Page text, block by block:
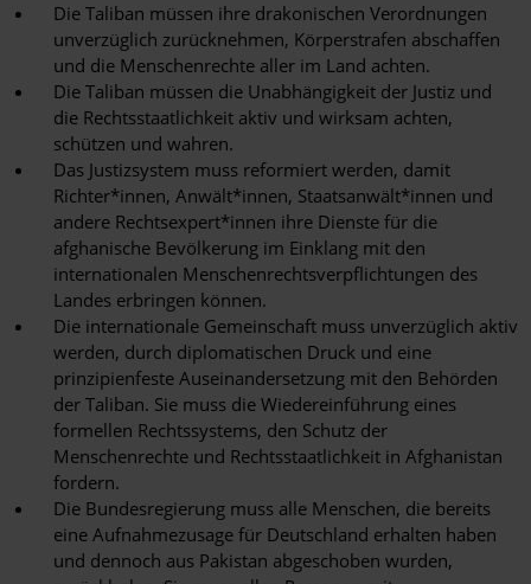
Die Taliban müssen ihre drakonischen Verordnungen
unverzüglich zurücknehmen, Körperstrafen abschaffen
und die Menschenrechte aller im Land achten.
Die Taliban müssen die Unabhängigkeit der Justiz und
die Rechtsstaatlichkeit aktiv und wirksam achten,
schützen und wahren.
Das Justizsystem muss reformiert werden, damit
Richter*innen, Anwält*innen, Staatsanwält*innen und
andere Rechtsexpert*innen ihre Dienste für die
afghanische Bevölkerung im Einklang mit den
internationalen Menschenrechtsverpflichtungen des
Landes erbringen können.
Die internationale Gemeinschaft muss unverzüglich aktiv
werden, durch diplomatischen Druck und eine
prinzipienfeste Auseinandersetzung mit den Behörden
der Taliban. Sie muss die Wiedereinführung eines
formellen Rechtssystems, den Schutz der
Menschenrechte und Rechtsstaatlichkeit in Afghanistan
fordern.
Die Bundesregierung muss alle Menschen, die bereits
eine Aufnahmezusage für Deutschland erhalten haben
und dennoch aus Pakistan abgeschoben wurden,